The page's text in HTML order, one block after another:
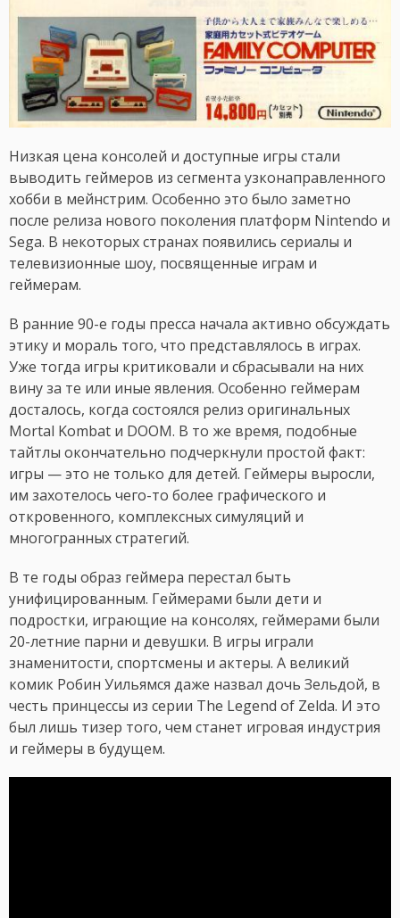
Низкая цена консолей и доступные игры стали
выводить геймеров из сегмента узконаправленного
хобби в мейнстрим. Особенно это было заметно
после релиза нового поколения платформ Nintendo и
Sega. В некоторых странах появились сериалы и
телевизионные шоу, посвященные играм и
геймерам.
В ранние 90-е годы пресса начала активно обсуждать
этику и мораль того, что представлялось в играх.
Уже тогда игры критиковали и сбрасывали на них
вину за те или иные явления. Особенно геймерам
досталось, когда состоялся релиз оригинальных
Mortal Kombat и DOOM. В то же время, подобные
тайтлы окончательно подчеркнули простой факт:
игры — это не только для детей. Геймеры выросли,
им захотелось чего-то более графического и
откровенного, комплексных симуляций и
многогранных стратегий.
В те годы образ геймера перестал быть
унифицированным. Геймерами были дети и
подростки, играющие на консолях, геймерами были
20-летние парни и девушки. В игры играли
знаменитости, спортсмены и актеры. А великий
комик Робин Уильямся даже назвал дочь Зельдой, в
честь принцессы из серии The Legend of Zelda. И это
был лишь тизер того, чем станет игровая индустрия
и геймеры в будущем.